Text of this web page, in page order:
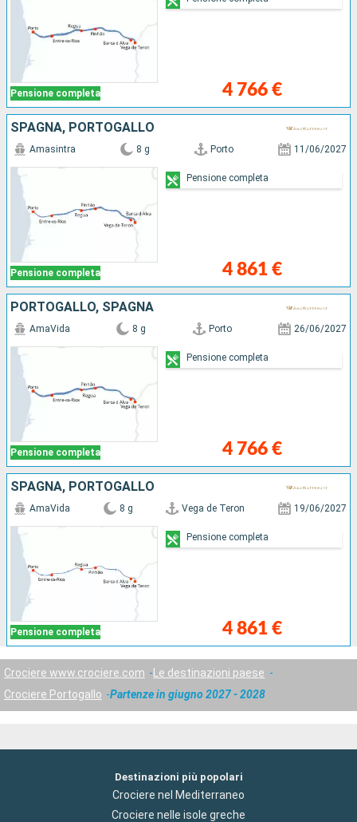
Pensione completa 4 766 €
SPAGNA, PORTOGALLO
Pensione completa
Amasintra 8 g Porto 11/06/2027
4 861 €
Pensione completa
PORTOGALLO, SPAGNA
Pensione completa
AmaVida 8 g Porto 26/06/2027
4 766 €
Pensione completa
SPAGNA, PORTOGALLO
Pensione completa
AmaVida 8 g Vega de Teron 19/06/2027
4 861 €
Pensione completa
Crociere www.crociere.com
Le destinazioni paese
Crociere Portogallo
Partenze in giugno 2027 - 2028
Destinazioni più popolari
Crociere nel Mediterraneo
Crociere nelle isole greche